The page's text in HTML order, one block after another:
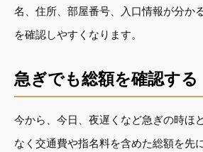
名、住所、部屋番号、入口情報が分か
を確認しやすくなります。
急ぎでも総額を確認する
今から、今日、夜遅くなど急ぎの時ほ
なく交通費や指名料を含めた総額を先